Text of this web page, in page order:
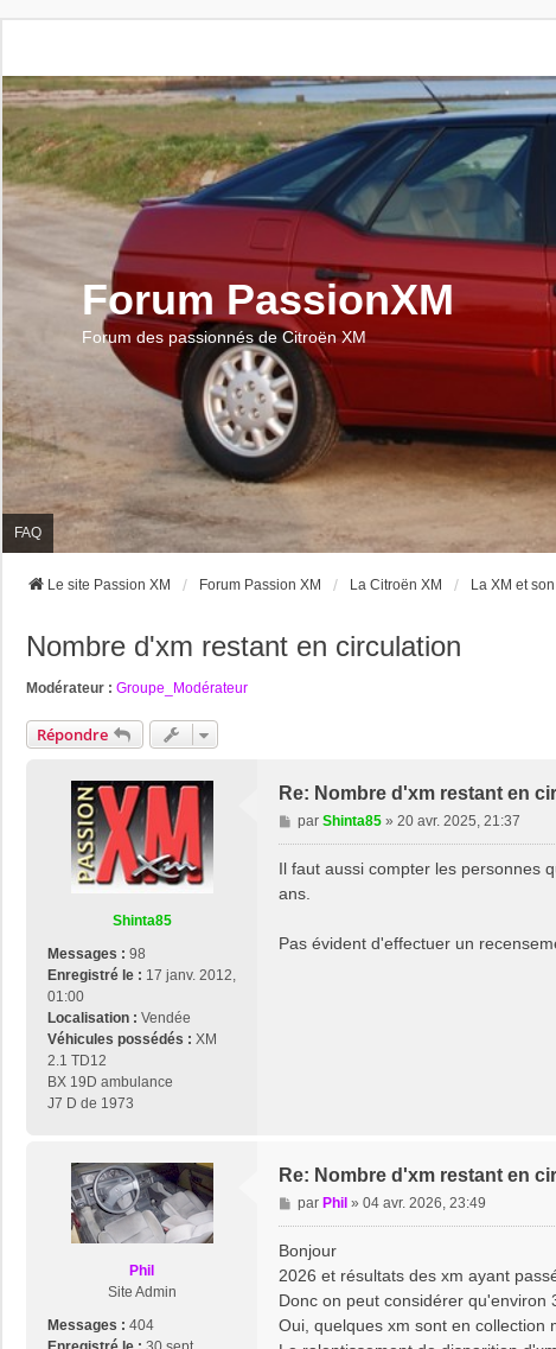
Forum PassionXM
Forum des passionnés de Citroën XM
FAQ
Le site Passion XM Forum Passion XM La Citroën XM La XM et
Nombre d'xm restant en circulation
Modérateur : Groupe_Modérateur
Répondre
Shinta85
Messages : 98
Enregistré le : 17 janv. 2012,
01:00
Localisation : Vendée
Véhicules possédés : XM
2.1 TD12
BX 19D ambulance
J7 D de 1973
Re: Nombre d'xm restant en
M
e
s
e
par Shinta85» 20 avr. 2025, 21:37
Il faut aussi compter les personnes
ans.
Pas évident d'effectuer un
Phil
Site Admin
Messages : 404
Re: Nombre d'xm restant en
M
e
s
s
g
e
par Phil » 04 avr. 2026, 23:49
Bonjour
2026 et résultats des xm ayant
Donc on peut considérer qu'environ
Oui, quelques xm sont en collection